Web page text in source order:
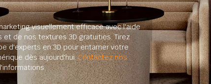
visuellement efficace avec l'aide
et de nos textures 3D gratuities. Tirez
d'experts en 3D pour entamer votre
dès aujourd'hui.Contactez nos